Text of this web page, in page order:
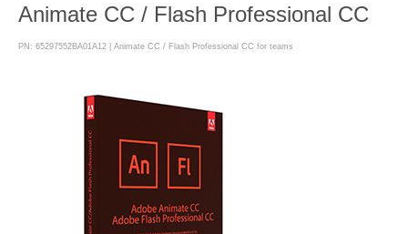
Animate CC / Flash Professional CC
PN: 65297552BA01A12 | Animate CC / Flash Professional CC for teams